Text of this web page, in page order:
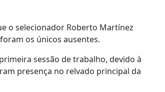
o selecionador Roberto Martínez
os únicos ausentes.
sessão de trabalho, devido à
presença no relvado principal da